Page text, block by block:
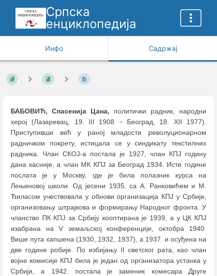
Српска
енциклопедија
Инфо Садржај
БАБОВИЋ, Спасенија Цана, политички радник, народни
херој (Лазаревац, 19. III 1908
–Београд, 18. XII 1977).
Приступивши већ у раној младости револуционарном
радничком покрету, истицала се у синдикату текстилних
радника. Члан СКОЈ-а постала је 1927, члан КПЈ годину
дана касније, а члан МК КПЈ за Београд 1934. Исте године
послата је у Москву, где је била полазник курса на
Лењиновој школи. Од јесени 1935. са А. Ранковићем и М.
Ђиласом учествовала у обнови организација КПЈ у Србији,
организовању штрајкова и формирању Народног фронта. У
чланство ПК КПЈ за Србију кооптирана је 1939, а у ЦК КПЈ
изабрана на V земаљској конференцији, октобра 1940.
Више пута хапшена (1930, 1932, 1937), а 1937. и осуђена на
две године робије. По избијању II светског рата, као члан
војне комисије КПЈ била је један од организатора устанка у
Србији, а 1942. постала је заменик комесара Друге